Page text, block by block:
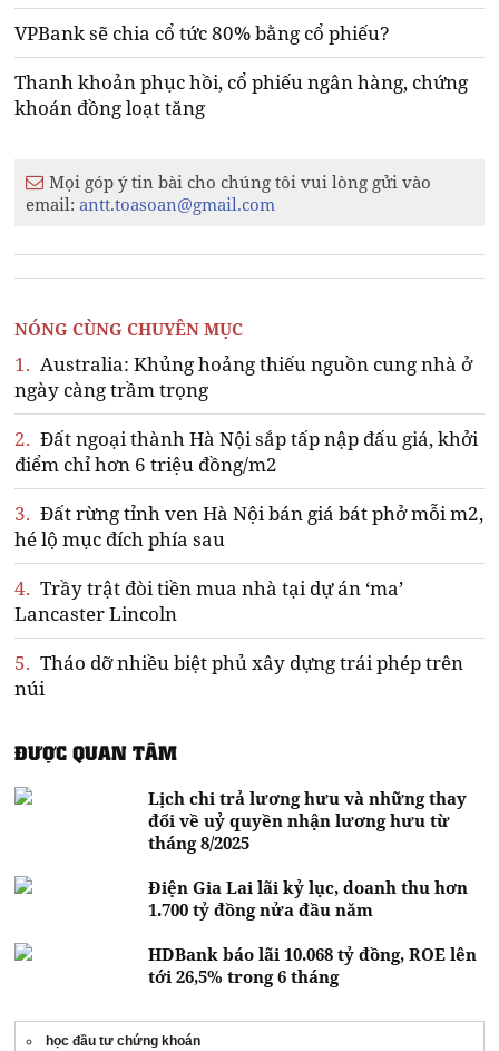
VPBank sẽ chia cổ tức 80% bằng cổ phiếu?
Thanh khoản phục hồi, cổ phiếu ngân hàng, chứng
khoán đồng loạt tăng
Mọi góp ý tin bài cho chúng tôi vui lòng gửi vào
email:antt.toasoan@gmail.com
NÓNG CÙNG CHUYÊN MỤC
1. Australia: Khủng hoảng thiếu nguồn cung nhà ở
ngày càng trầm trọng
2. Đất ngoại thành Hà Nội sắp tấp nập đấu giá, khởi
điểm chỉ hơn 6 triệu đồng/m2
3. Đất rừng tỉnh ven Hà Nội bán giá bát phở mỗi m2,
hé lộ mục đích phía sau
4. Trầy trật đòi tiền mua nhà tại dự án ‘ma’
Lancaster Lincoln
5. Tháo dỡ nhiều biệt phủ xây dựng trái phép trên
núi
ĐƯỢC QUAN TÂM
Lịch chi trả lương hưu và những thay
đổi về uỷ quyền nhận lương hưu từ
tháng 8/2025
Điện Gia Lai lãi kỷ lục, doanh thu hơn
1.700 tỷ đồng nửa đầu năm
HDBank báo lãi 10.068 tỷ đồng, ROE lên
tới 26,5% trong 6 tháng
học đầu tư chứng khoán